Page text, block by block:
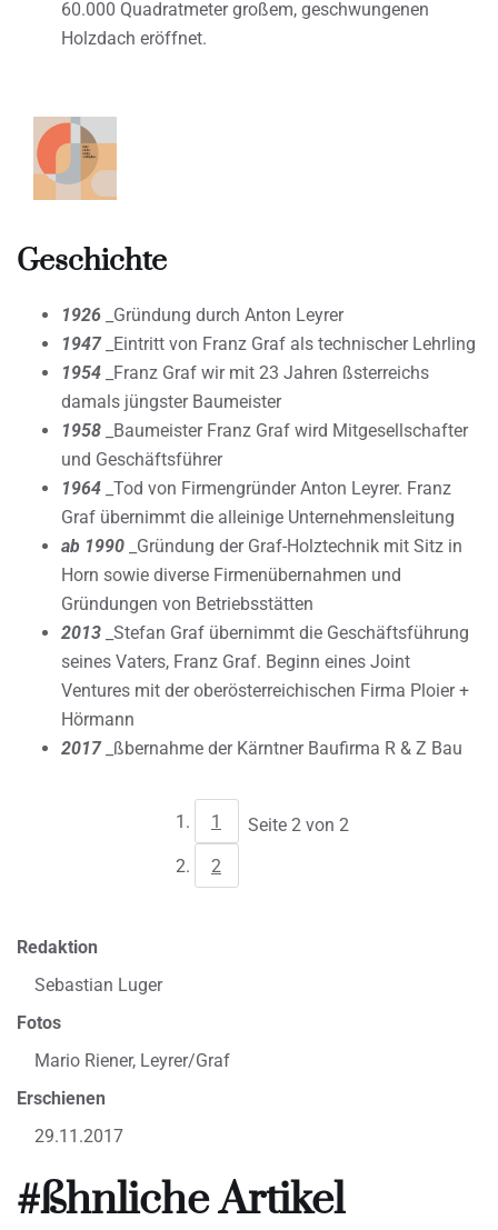
60.000 Quadratmeter großem, geschwungenen
Holzdach eröffnet.
Geschichte
1926 _Gründung durch Anton Leyrer
1947_Eintritt von Franz Graf als technischer Lehrling
1954 _Franz Graf wir mit 23 Jahren ßsterreichs
damals jüngster Baumeister
1958 _Baumeister Franz Graf wird Mitgesellschafter
und Geschäftsführer
1964 _Tod von Firmengründer Anton Leyrer. Franz
Graf übernimmt die alleinige Unternehmensleitung
ab 1990 _Gründung der Graf-Holztechnik mit Sitz in
Horn sowie diverse Firmenübernahmen und
Gründungen von Betriebsstätten
2013 _Stefan Graf übernimmt die Geschäftsführung
seines Vaters, Franz Graf. Beginn eines Joint
Ventures mit der oberösterreichischen Firma Ploier +
Hörmann
2017_ßbernahme der Kärntner Baufirma R & Z Bau
1
2
Seite 2 von 2
Redaktion
Sebastian Luger
Fotos
Mario Riener, Leyrer/Graf
Erschienen
29.11.2017
#ßhnliche Artikel